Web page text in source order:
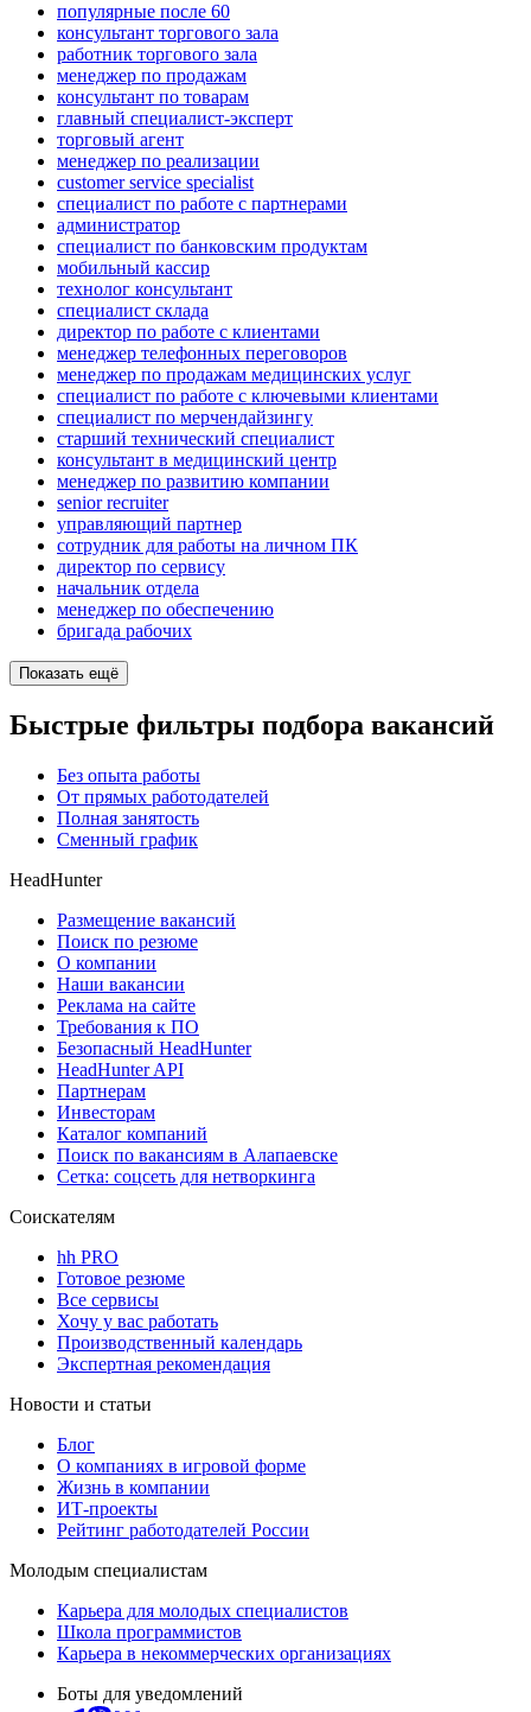
популярные после 60
консультант торгового зала
работник торгового зала
менеджер по продажам
консультант по товарам
главный специалист-эксперт
торговый агент
менеджер по реализации
customer service specialist
специалист по работе с партнерами
администратор
специалист по банковским продуктам
мобильный кассир
технолог консультант
специалист склада
директор по работе с клиентами
менеджер телефонных переговоров
менеджер по продажам медицинских услуг
специалист по работе с ключевыми клиентами
специалист по мерчендайзингу
старший технический специалист
консультант в медицинский центр
менеджер по развитию компании
senior recruiter
управляющий партнер
сотрудник для работы на личном ПК
директор по сервису
начальник отдела
менеджер по обеспечению
бригада рабочих
Показать ещё
Быстрые фильтры подбора вакансий
Без опыта работы
От прямых работодателей
Полная занятость
Сменный график
HeadHunter
Размещение вакансий
Поиск по резюме
О компании
Наши вакансии
Реклама на сайте
Требования к ПО
Безопасный HeadHunter
HeadHunter API
Партнерам
Инвесторам
Каталог компаний
Поиск по вакансиям в Алапаевске
Сетка: соцсеть для нетворкинга
Соискателям
hh PRO
Готовое резюме
Все сервисы
Хочу у вас работать
Производственный календарь
Экспертная рекомендация
Новости и статьи
Блог
О компаниях в игровой форме
Жизнь в компании
ИТ-проекты
Рейтинг работодателей России
Молодым специалистам
Карьера для молодых специалистов
Школа программистов
Карьера в некоммерческих организациях
Боты для уведомлений